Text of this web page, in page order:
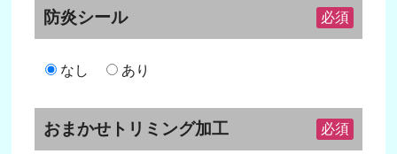
防炎シール 必須
なし あり
おまかせトリミング加工 必須